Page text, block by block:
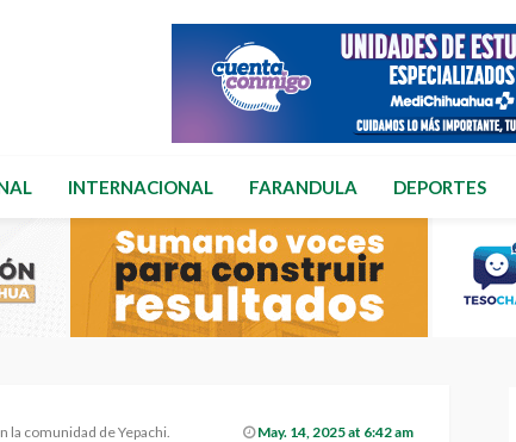
INTERNACIONAL FARANDULA DEPORTES
la comunidad de Yepachi. May. 14, 2025 at 6:42 am